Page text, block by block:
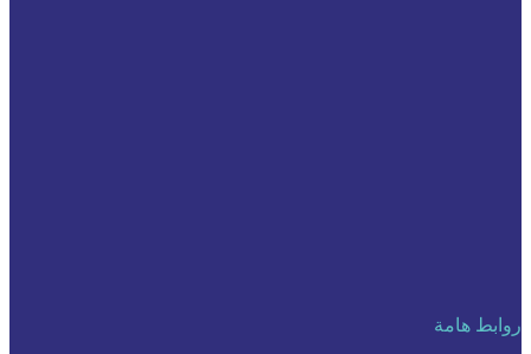
روابط هامة